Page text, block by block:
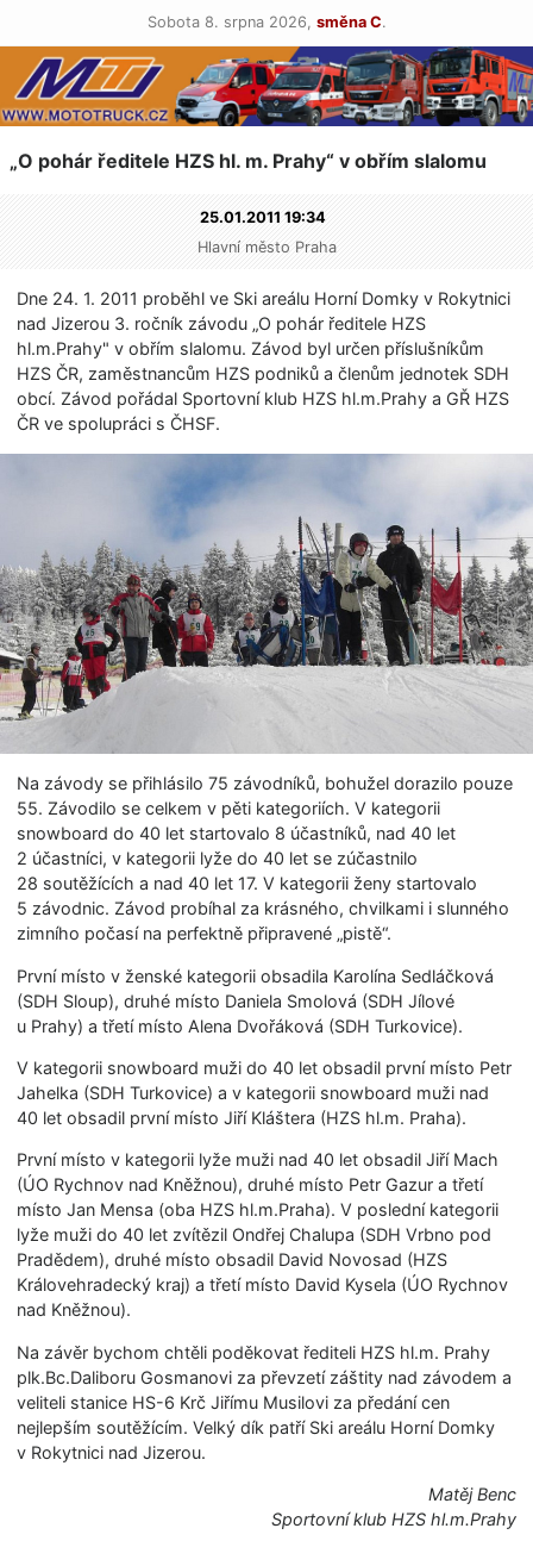
Sobota 8. srpna 2026, směna C.
„O pohár ředitele HZS hl. m. Prahy“ v obřím slalomu
25.01.2011 19:34
Hlavní město Praha
Dne 24. 1. 2011 proběhl ve Ski areálu Horní Domky v Rokytnici
nad Jizerou 3. ročník závodu „O pohár ředitele HZS
hl.m.Prahy" v obřím slalomu. Závod byl určen příslušníkům
HZS ČR, zaměstnancům HZS podniků a členům jednotek SDH
obcí. Závod pořádal Sportovní klub HZS hl.m.Prahy a GŘ HZS
ČR ve spolupráci s ČHSF.
Na závody se přihlásilo 75 závodníků, bohužel dorazilo pouze
55. Závodilo se celkem v pěti kategoriích. V kategorii
snowboard do 40 let startovalo 8 účastníků, nad 40 let
2 účastníci, v kategorii lyže do 40 let se zúčastnilo
28 soutěžících a nad 40 let 17. V kategorii ženy startovalo
5 závodnic. Závod probíhal za krásného, chvilkami i slunného
zimního počasí na perfektně připravené „pistě“.
První místo v ženské kategorii obsadila Karolína Sedláčková
(SDH Sloup), druhé místo Daniela Smolová (SDH Jílové
u Prahy) a třetí místo Alena Dvořáková (SDH Turkovice).
V kategorii snowboard muži do 40 let obsadil první místo Petr
Jahelka (SDH Turkovice) a v kategorii snowboard muži nad
40 let obsadil první místo Jiří Kláštera (HZS hl.m. Praha).
První místo v kategorii lyže muži nad 40 let obsadil Jiří Mach
(ÚO Rychnov nad Kněžnou), druhé místo Petr Gazur a třetí
místo Jan Mensa (oba HZS hl.m.Praha). V poslední kategorii
lyže muži do 40 let zvítězil Ondřej Chalupa (SDH Vrbno pod
Pradědem), druhé místo obsadil David Novosad (HZS
Královehradecký kraj) a třetí místo David Kysela (ÚO Rychnov
nad Kněžnou).
Na závěr bychom chtěli poděkovat řediteli HZS hl.m. Prahy
plk.Bc.Daliboru Gosmanovi za převzetí záštity nad závodem a
veliteli stanice HS-6 Krč Jiřímu Musilovi za předání cen
nejlepším soutěžícím. Velký dík patří Ski areálu Horní Domky
v Rokytnici nad Jizerou.
Matěj Benc
Sportovní klub HZS hl.m.Prahy